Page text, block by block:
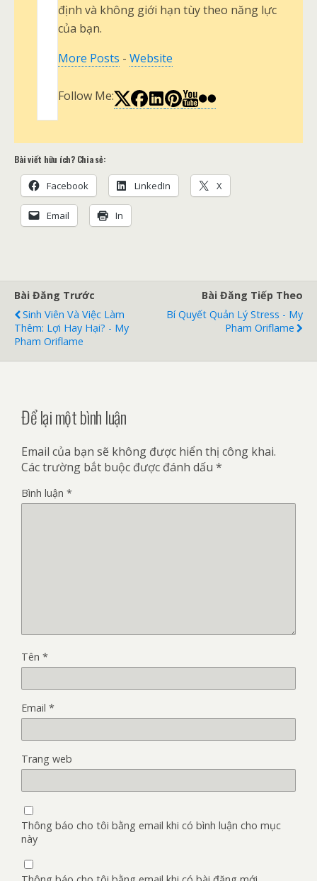
định và không giới hạn tùy theo năng lực
của bạn.
More Posts -Website
Follow Me:
Bài viết hữu ích? Chia sẻ:
Facebook LinkedIn X
Email In
Bài Đăng Trước
Sinh Viên Và Việc Làm
Thêm: Lợi Hay Hại? - My
Pham Oriflame
Bài Đăng Tiếp Theo
Bí Quyết Quản Lý Stress - My
Pham Oriflame
Để lại một bình luận
Email của bạn sẽ không được hiển thị công khai.
Các trường bắt buộc được đánh dấu *
Bình luận *
Tên *
Email *
Trang web
Thông báo cho tôi bằng email khi có bình luận cho mục
này